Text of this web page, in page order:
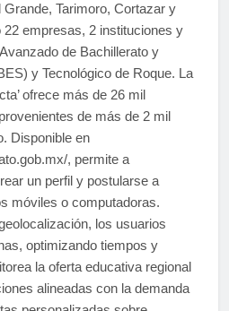
Tarimoro, Cortazar y
empresas, 2 instituciones y
de Bachillerato y
y Tecnológico de Roque. La
ofrece más de 26 mil
de más de 2 mil
Disponible en
, permite a
un perfil y postularse a
móviles o computadoras.
los usuarios
optimizando tiempos y
la oferta educativa regional
alineadas con la demanda